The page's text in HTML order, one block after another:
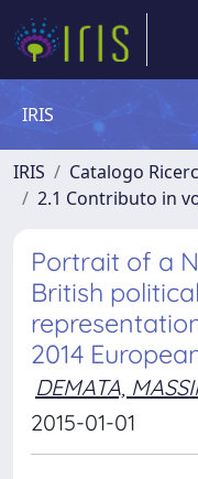
IRIS
IRIS Catalogo
2.1 Contributo in
Portrait of a
British
2014
DEMATA,
2015-01-01